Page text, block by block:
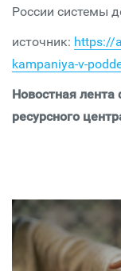
России системы
источник: https://
kampaniya-v-
Новостная
ресурсного